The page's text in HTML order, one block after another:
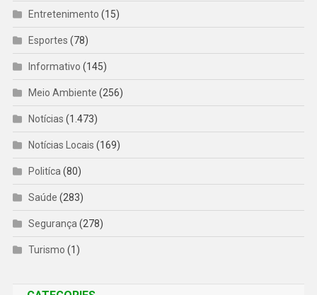
Entretenimento (15)
Esportes (78)
Informativo (145)
Meio Ambiente (256)
Notícias (1.473)
Notícias Locais (169)
Politíca (80)
Saúde (283)
Segurança (278)
Turismo (1)